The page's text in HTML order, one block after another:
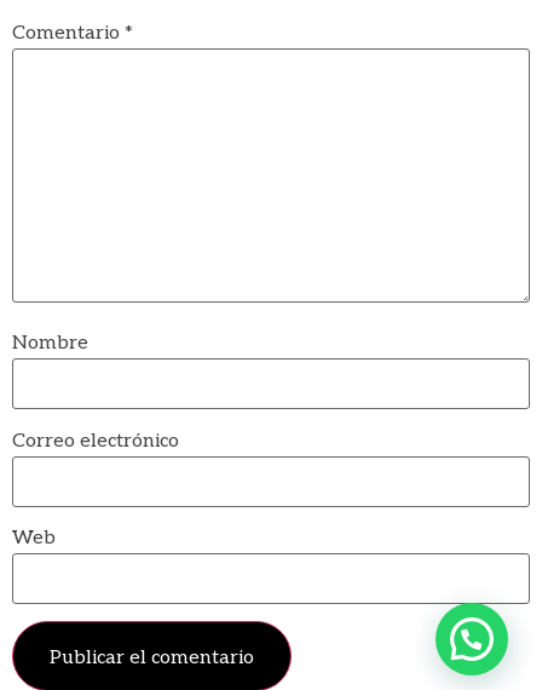
Comentario *
Nombre
Correo electrónico
Web